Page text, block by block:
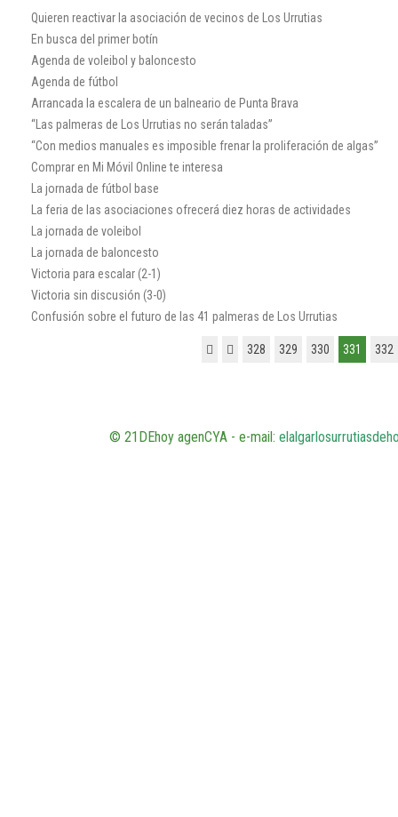
Quieren reactivar la asociación de vecinos de Los Urrutias
En busca del primer botín
Agenda de voleibol y baloncesto
Agenda de fútbol
Arrancada la escalera de un balneario de Punta Brava
“Las palmeras de Los Urrutias no serán taladas”
“Con medios manuales es imposible frenar la proliferación de algas”
Comprar en Mi Móvil Online te interesa
La jornada de fútbol base
La feria de las asociaciones ofrecerá diez horas de actividades
La jornada de voleibol
La jornada de baloncesto
Victoria para escalar (2-1)
Victoria sin discusión (3-0)
Confusión sobre el futuro de las 41 palmeras de Los Urrutias
328 329 330 331 332
© 21DEhoy agenCYA - e-mail: